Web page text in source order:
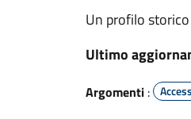
Un profilo
Ultimo
Argomenti :